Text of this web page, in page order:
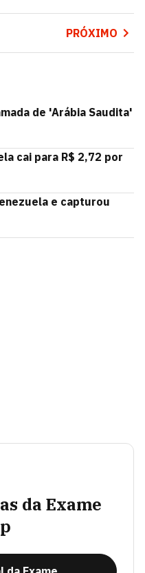
PRÓXIMO
de 'Arábia Saudita'
cai para R$ 2,72 por
e capturou
da Exame